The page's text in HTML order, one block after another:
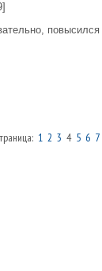
повысился
1 2 3 4 5 6 7